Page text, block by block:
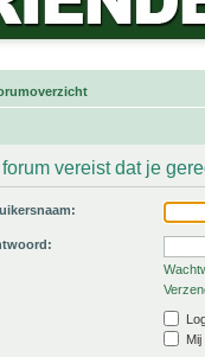
forum vereist dat je